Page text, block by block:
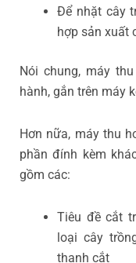
Để nhặt cây
hợp sản xuất
Nói chung, máy
hành, gắn trên máy
Hơn nữa, máy thu
phần đính kèm
gồm các:
Tiêu đề cắt
loại cây
thanh cắt